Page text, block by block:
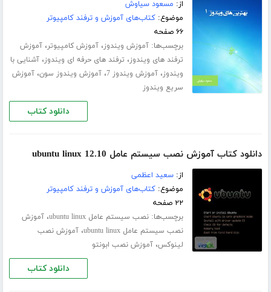
از: مسعود سیاوش
موضوع:کتاب‌های آموزش و ترفند کامپیوتر
۶۶ صفحه
برچسب‌ها:آموزش ویندوز،آموزش کامپیوتر،آموزش
ترفند های ویندوز، ترفند های حرفه ای ویندوز،آشنایی با
ویندوز،آموزش ویندوز 7 ،آموزش ویندوز سون،آموزش
سریع ویندوز
دانلود کتاب
دانلود کتاب آموزش نصب سیستم عامل ubuntu linux 12.10
از:سعید اعظمی
موضوع:کتاب‌های آموزش و ترفند کامپیوتر
۲۲ صفحه
برچسب‌ها:نصب سیستم عامل ubuntu linux ،آموزش
نصب سیستم عامل ubuntu linux
،آموزش نصب
لینوکس،آموزش نصب ابونتو
دانلود کتاب